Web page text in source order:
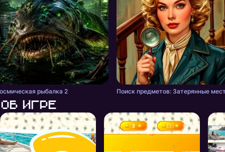
рыбалка 2 Поиск предметов: Затерянные
Об игре